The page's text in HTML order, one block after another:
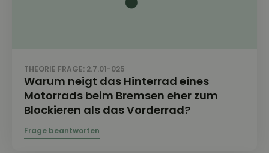
THEORIE FRAGE: 2.7.01-025
Warum neigt das Hinterrad eines
Motorrads beim Bremsen eher zum
Blockieren als das Vorderrad?